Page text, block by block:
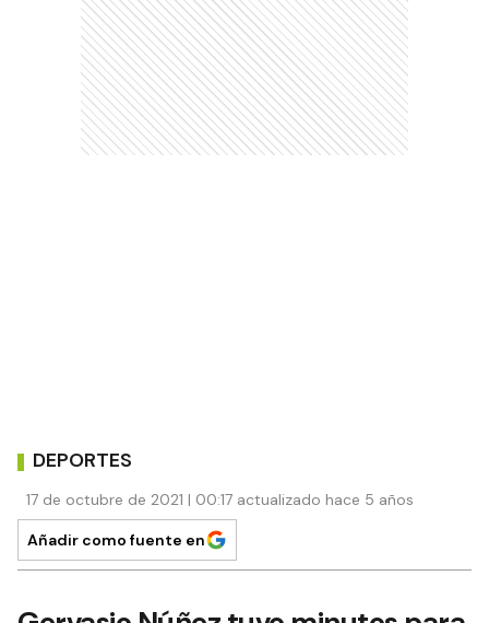
DEPORTES
17 de octubre de 2021 | 00:17 actualizado hace 5 años
Añadir como fuente en